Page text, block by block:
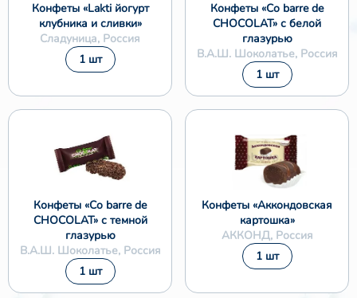
Конфеты «Lakti йогурт
клубника и сливки»
Сладуница, Россия
1 шт
Конфеты «Co barre de
CHOCOLAT» с белой
глазурью
В.А.Ш. Шоколатье, Россия
1 шт
Конфеты «Co barre de
CHOCOLAT» с темной
глазурью
В.А.Ш. Шоколатье, Россия
1 шт
Конфеты «Аккондовская
картошка»
АККОНД, Россия
1 шт